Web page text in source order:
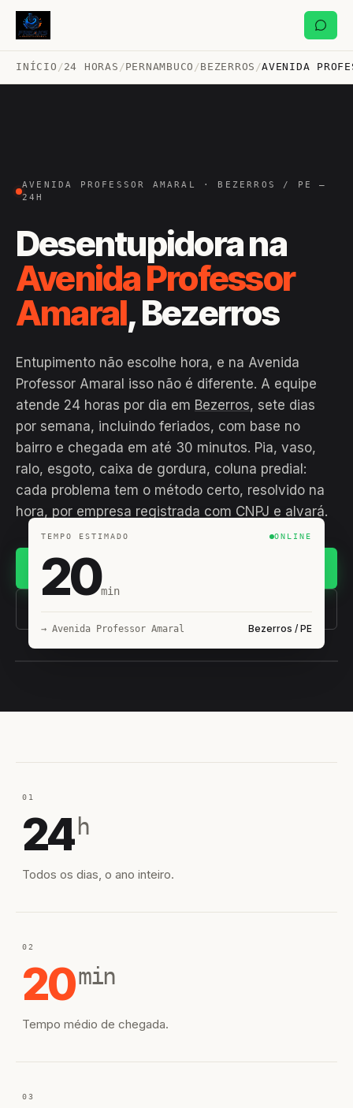
INÍCIO /24 HORAS /PERNAMBUCO /BEZERROS /AVENIDA
AVENIDA PROFESSOR AMARAL · BEZERROS / PE —
24H
Desentupidora na
Avenida Professor
Amaral, Bezerros
Entupimento não escolhe hora, e na Avenida
Professor Amaral isso não é diferente. A equipe
atende 24 horas por dia em Bezerros, sete dias
por semana, incluindo feriados, com base no
bairro e chegada em até 30 minutos. Pia, vaso,
ralo, esgoto, caixa de gordura, coluna predial:
cada problema tem o método certo, resolvido na
hora, por empresa registrada com CNPJ e alvará.
(11) 93407-8838
TEMPO ESTIMADO ONLINE
20min
→ Avenida Professor Amaral Bezerros / PE
01
24 h
Todos os dias, o ano inteiro.
02
20min
Tempo médio de chegada.
03